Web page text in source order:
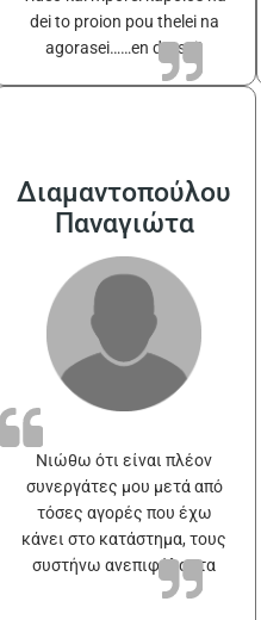
dei to proion pou thelei na
agorasei……en drasei!
Διαμαντοπούλου
Παναγιώτα
Νιώθω ότι είναι πλέον
συνεργάτες μου μετά από
τόσες αγορές που έχω
κάνει στο κατάστημα, τους
συστήνω ανεπιφύλακτα